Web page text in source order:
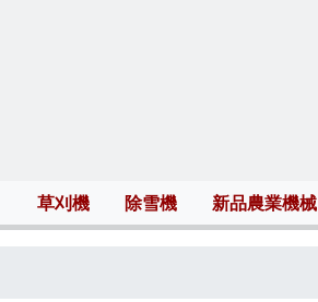
草刈機 除雪機 新品農業機械